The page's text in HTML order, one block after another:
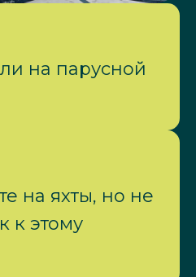
на парусной
на яхты, но не
к этому